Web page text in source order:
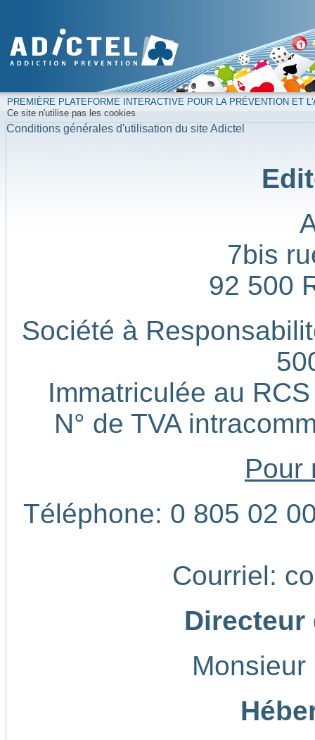
PREMIÈRE PLATEFORME INTERACTIVE POUR LA PRÉVENTION ET
Ce site n'utilise pas les cookies
Conditions générales d'utilisation du site Adictel
7bis
92 500
Société à
Immatriculée au
N° de TVA
Pour
Téléphone: 0 805 02
Courriel:
Monsieur